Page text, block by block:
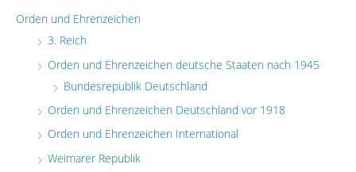
Orden und Ehrenzeichen
3. Reich
Orden und Ehrenzeichen deutsche Staaten nach 1945
Bundesrepublik Deutschland
Orden und Ehrenzeichen Deutschland vor 1918
Orden und Ehrenzeichen International
Weimarer Republik